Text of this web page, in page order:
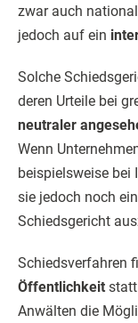
zwar auch
jedoch auf ein
Solche
deren Urteile bei
neutraler
Wenn
beispielsweise
sie jedoch noch
Schiedsgericht
Schiedsverfahren
Öffentlichkeit
Anwälten die